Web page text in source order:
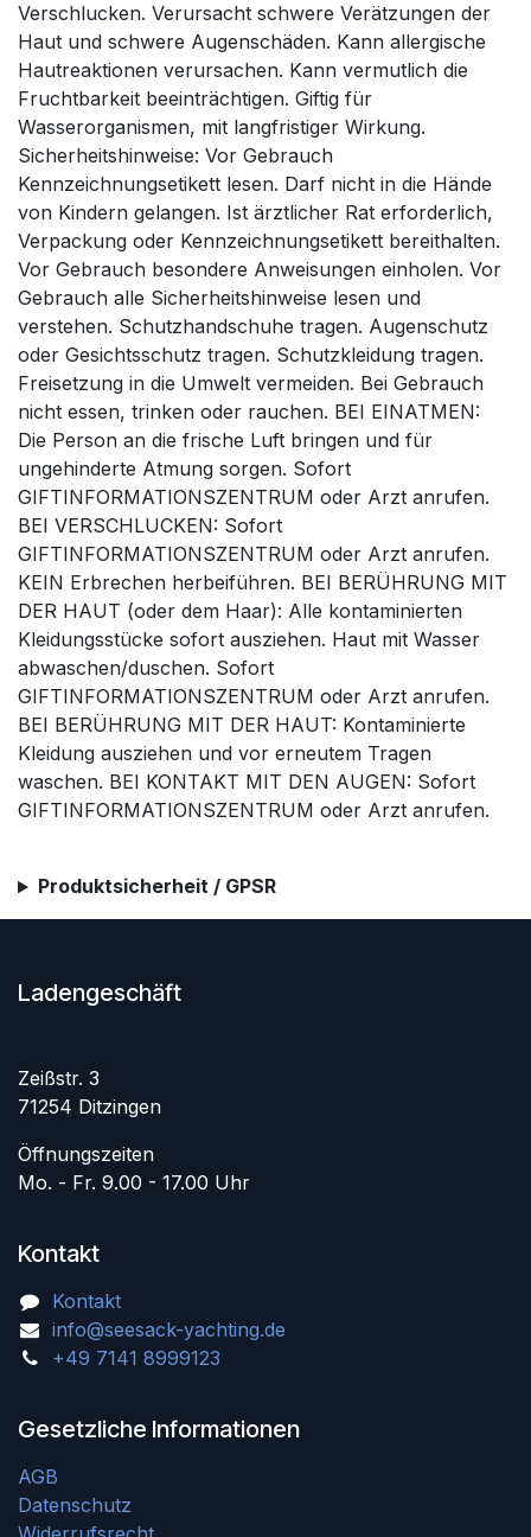
Verschlucken. Verursacht schwere Verätzungen der
Haut und schwere Augenschäden. Kann allergische
Hautreaktionen verursachen. Kann vermutlich die
Fruchtbarkeit beeinträchtigen. Giftig für
Wasserorganismen, mit langfristiger Wirkung.
Sicherheitshinweise: Vor Gebrauch
Kennzeichnungsetikett lesen. Darf nicht in die Hände
von Kindern gelangen. Ist ärztlicher Rat erforderlich,
Verpackung oder Kennzeichnungsetikett bereithalten.
Vor Gebrauch besondere Anweisungen einholen. Vor
Gebrauch alle Sicherheitshinweise lesen und
verstehen. Schutzhandschuhe tragen. Augenschutz
oder Gesichtsschutz tragen. Schutzkleidung tragen.
Freisetzung in die Umwelt vermeiden. Bei Gebrauch
nicht essen, trinken oder rauchen. BEI EINATMEN:
Die Person an die frische Luft bringen und für
ungehinderte Atmung sorgen. Sofort
GIFTINFORMATIONSZENTRUM oder Arzt anrufen.
BEI VERSCHLUCKEN: Sofort
GIFTINFORMATIONSZENTRUM oder Arzt anrufen.
KEIN Erbrechen herbeiführen. BEI BERÜHRUNG MIT
DER HAUT (oder dem Haar): Alle kontaminierten
Kleidungsstücke sofort ausziehen. Haut mit Wasser
abwaschen/duschen. Sofort
GIFTINFORMATIONSZENTRUM oder Arzt anrufen.
BEI BERÜHRUNG MIT DER HAUT: Kontaminierte
Kleidung ausziehen und vor erneutem Tragen
waschen. BEI KONTAKT MIT DEN AUGEN: Sofort
GIFTINFORMATIONSZENTRUM oder Arzt anrufen.
Produktsicherheit / GPSR
Ladengeschäft
Zeißstr. 3
71254 Ditzingen
Öffnungszeiten
Mo. - Fr. 9.00 - 17.00 Uhr
Kontakt
Kontakt
info@seesack-yachting.de
+49 7141 8999123
Gesetzliche Informationen
AGB
Datenschutz